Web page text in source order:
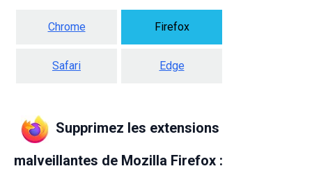
Chrome Firefox
Safari Edge
Supprimez les extensions
malveillantes de Mozilla Firefox :